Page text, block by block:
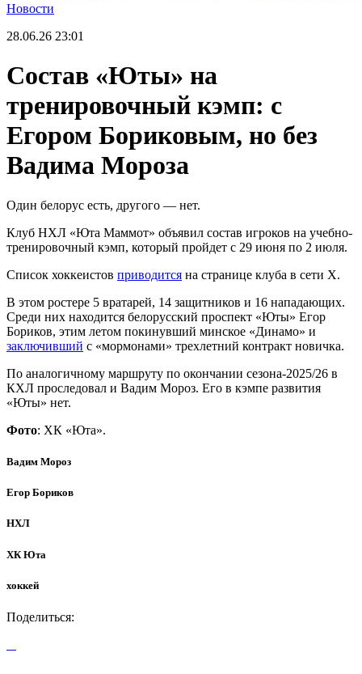
Новости
28.06.26 23:01
Состав «Юты» на
тренировочный кэмп: с
Егором Бориковым, но без
Вадима Мороза
Один белорус есть, другого — нет.
Клуб НХЛ «Юта Маммот» объявил состав игроков на учебно-
тренировочный кэмп, который пройдет с 29 июня по 2 июля.
Список хоккеистов приводится на странице клуба в сети Х.
В этом ростере 5 вратарей, 14 защитников и 16 нападающих.
Среди них находится белорусский проспект «Юты» Егор
Бориков, этим летом покинувший минское «Динамо» и
заключивший с «мормонами» трехлетний контракт новичка.
По аналогичному маршруту по окончании сезона-2025/26 в
КХЛ проследовал и Вадим Мороз. Его в кэмпе развития
«Юты» нет.
Фото: ХК «Юта».
Вадим Мороз
Егор Бориков
НХЛ
ХК Юта
хоккей
Поделиться: